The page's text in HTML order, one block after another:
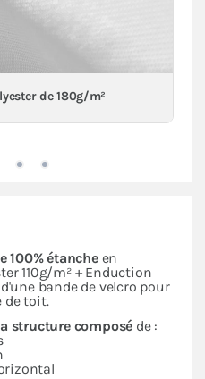
de 180g/m²
100% étancheen
110g/m² + Enduction
bande de velcro pour
de toit.
structure composé de :